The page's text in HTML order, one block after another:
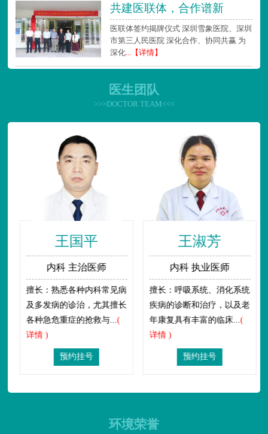
共建医联体，合作谱新
医联体签约揭牌仪式 深圳雪象医院、深圳
市第三人民医院 深化合作、协同共赢 为
深化...【详情】
医生团队
>>>DOCTOR TEAM<<<
王国平
内科 主治医师
擅长：熟悉各种内科常见病
及多发病的诊治，尤其擅长
各种急危重症的抢救与...(
详情 )
预约挂号
王淑芳
内科 执业医师
擅长：呼吸系统、消化系统
疾病的诊断和治疗，以及老
年康复具有丰富的临床...(
详情 )
预约挂号
环境荣誉